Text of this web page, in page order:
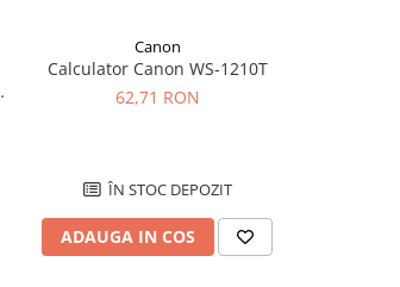
Canon
Calculator Canon WS-1210T
62,71 RON
ÎN STOC DEPOZIT
ADAUGA IN COS